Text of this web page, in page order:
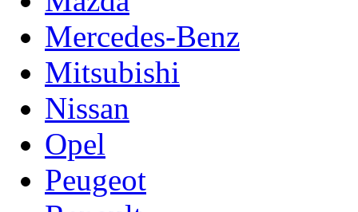
Mercedes-Benz
Mitsubishi
Nissan
Opel
Peugeot